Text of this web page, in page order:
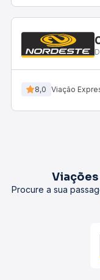
8,0 Viação
Procure a sua